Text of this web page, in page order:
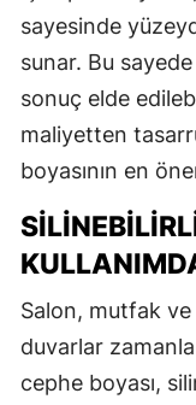
sayesinde
sunar. Bu
sonuç elde
maliyetten
boyasının en
Salon, mutfak ve
duvarlar
cephe boyası,